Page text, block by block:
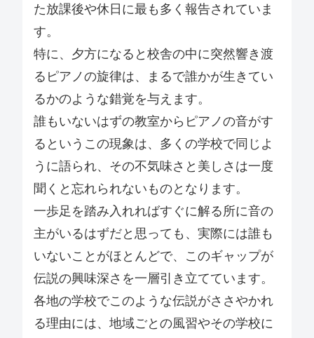
た放課後や休日に最も多く報告されていま
す。
特に、夕方になると校舎の中に突然響き渡
るピアノの旋律は、まるで誰かが生きてい
るかのような錯覚を与えます。
誰もいないはずの教室からピアノの音がす
るというこの現象は、多くの学校で同じよ
うに語られ、その不気味さと美しさは一度
聞くと忘れられないものとなります。
一歩足を踏み入れればすぐに解る所に音の
主がいるはずだと思っても、実際には誰も
いないことがほとんどで、このギャップが
伝説の興味深さを一層引き立てています。
各地の学校でこのような伝説がささやかれ
る理由には、地域ごとの風習やその学校に